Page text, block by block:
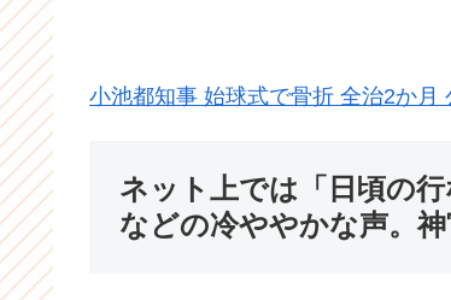
小池都知事 始球式で骨折 全治2か月
ネット上では「日頃の
などの冷ややかな声。神